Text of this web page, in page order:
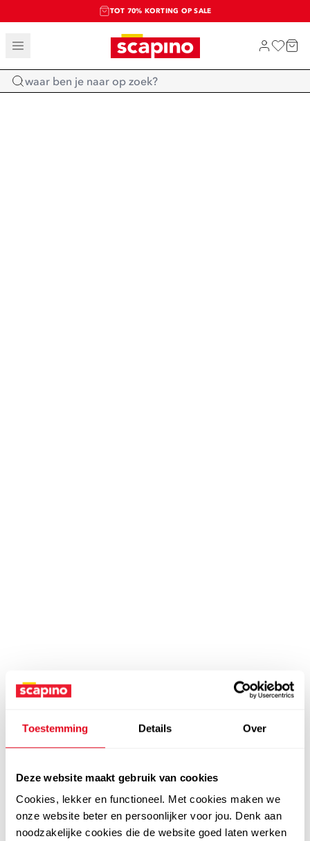
Toestemming Details Over
Deze website maakt gebruik van cookies
Cookies, lekker en functioneel. Met cookies maken we
onze website beter en persoonlijker voor jou. Denk aan
noodzakelijke cookies die de website goed laten werken
SALE: LAATSTE KANS!
SHOP NIEUW
Home